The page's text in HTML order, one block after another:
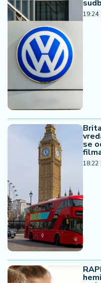
19:24
se
18:22